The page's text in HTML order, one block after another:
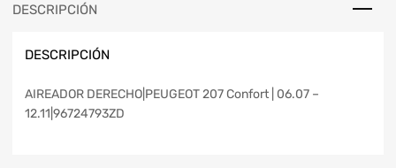
DESCRIPCIÓN
DESCRIPCIÓN
AIREADOR DERECHO|PEUGEOT 207 Confort | 06.07 –
12.11|96724793ZD